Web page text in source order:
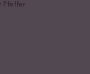
Pfeffer